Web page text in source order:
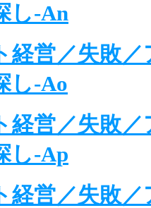
し-An
経営／失敗／
し-Ao
経営／失敗／
し-Ap
経営／失敗／